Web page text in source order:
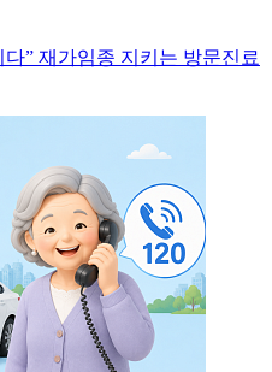
” 재가임종 지키는 방문진료